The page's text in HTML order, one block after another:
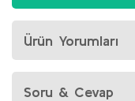
Ürün Yorumları
Soru & Cevap